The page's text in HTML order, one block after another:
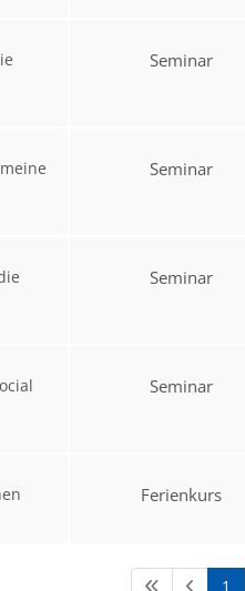
Seminar
Seminar
Seminar
Seminar
Ferienkurs
1